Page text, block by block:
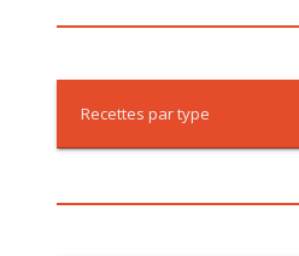
Recettes par type